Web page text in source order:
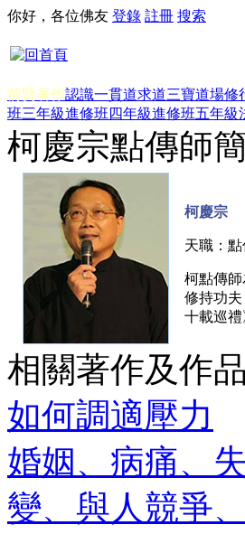
你好，各位佛友 登錄 註冊 搜索
前賢著作認識一貫道求道三寶道場修
班三年級進修班四年級進修班五年級
柯慶宗點傳師
柯慶宗
天職：
柯點傳
修持功
十載巡
相關著作及作
如何調適壓力
婚姻、病痛、
變、與人競爭